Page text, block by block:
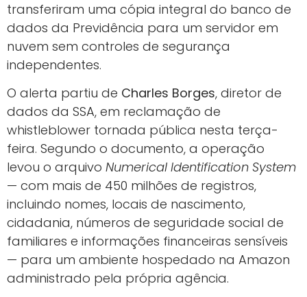
transferiram uma cópia integral do banco de
dados da Previdência para um servidor em
nuvem sem controles de segurança
independentes.
O alerta partiu de Charles Borges, diretor de
dados da SSA, em reclamação de
whistleblower tornada pública nesta terça-
feira. Segundo o documento, a operação
levou o arquivo Numerical Identification System
— com mais de 450 milhões de registros,
incluindo nomes, locais de nascimento,
cidadania, números de seguridade social de
familiares e informações financeiras sensíveis
— para um ambiente hospedado na Amazon
administrado pela própria agência.